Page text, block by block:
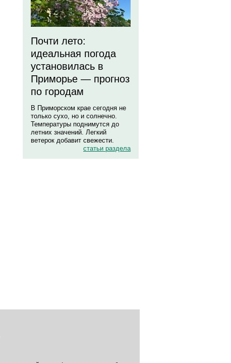
Почти лето:
идеальная погода
установилась в
Приморье — прогноз
по городам
В Приморском крае сегодня не
только сухо, но и солнечно.
Температуры поднимутся до
летних значений. Легкий
ветерок добавит свежести.
статьи раздела